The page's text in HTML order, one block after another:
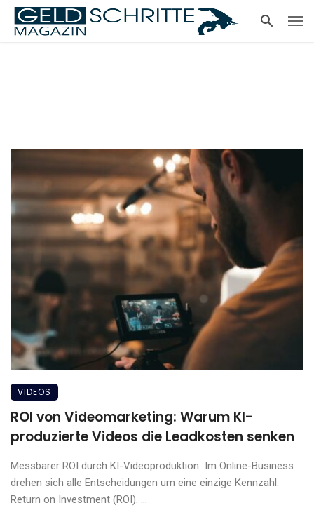
VIDEOS
ROI von Videomarketing: Warum KI-
produzierte Videos die Leadkosten senken
Messbarer ROI durch KI-Videoproduktion Im Online-Business
drehen sich alle Entscheidungen um eine einzige Kennzahl:
Return on Investment (ROI). ...